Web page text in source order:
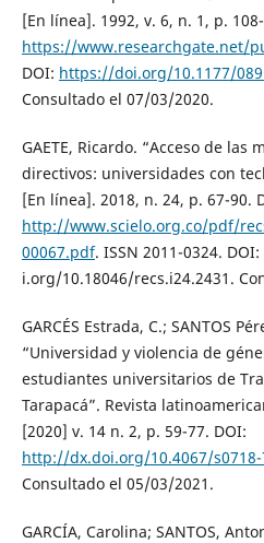
[En línea]. 1992, v. 6, n. 1, p.
https://www.researchgate.net/
DOI: https://doi.org/10.1177/
Consultado el 07/03/2020.
GAETE, Ricardo. “Acceso de las
directivos: universidades con
[En línea]. 2018, n. 24, p. 67-90.
http://www.scielo.org.co/pdf/
00067.pdf. ISSN 2011-0324.
i.org/10.18046/recs.i24.2431.
GARCÉS Estrada, C.; SANTOS
“Universidad y violencia de
estudiantes universitarios de
Tarapacá”. Revista
[2020] v. 14 n. 2, p. 59-77. DOI:
http://dx.doi.org/10.4067/s0718-
Consultado el 05/03/2021.
GARCÍA, Carolina; SANTOS,